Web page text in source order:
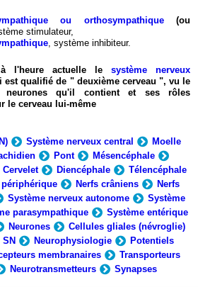
ou orthosympathique(ou
stimulateur,
, système inhibiteur.
l'heure actuelle le système nerveux
est qualifié de " deuxième cerveau ", vu le
neurones qu'il contient et ses rôles
le cerveau lui-même
Système nerveux central
Moelle
Pont
Mésencéphale
Cervelet Diencéphale
Télencéphale
Nerfs crâniens
Nerfs
Système nerveux autonome
Système
parasympathique
Système entérique
Neurones
Cellules gliales (névroglie)
Neurophysiologie
Potentiels
membranaires
Transporteurs
Neurotransmetteurs Synapses